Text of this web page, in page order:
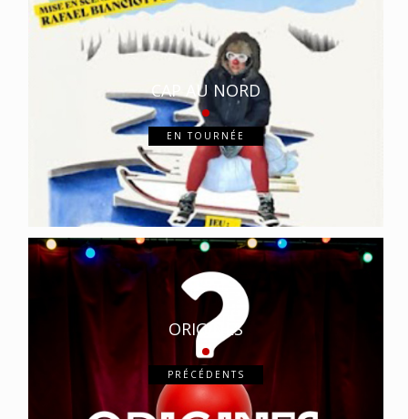
CAP AU NORD
EN TOURNÉE
ORIGINES
PRÉCÉDENTS